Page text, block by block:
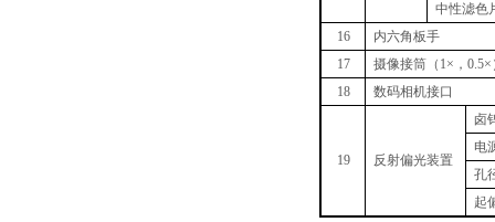
中性滤色
16
内六角板手
17
摄像接筒（ 1×，0.5×
18
数码相机接口
19 反射偏光装置
卤
电
孔
起